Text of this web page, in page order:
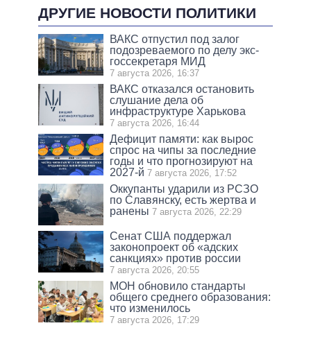
ДРУГИЕ НОВОСТИ ПОЛИТИКИ
ВАКС отпустил под залог
подозреваемого по делу экс-
госсекретаря МИД
7 августа 2026, 16:37
ВАКС отказался остановить
слушание дела об
инфраструктуре Харькова
7 августа 2026, 16:44
Дефицит памяти: как вырос
спрос на чипы за последние
годы и что прогнозируют на
2027-й 7 августа 2026, 17:52
Оккупанты ударили из РСЗО
по Славянску, есть жертва и
ранены 7 августа 2026, 22:29
Сенат США поддержал
законопроект об «адских
санкциях» против россии
7 августа 2026, 20:55
МОН обновило стандарты
общего среднего образования:
что изменилось
7 августа 2026, 17:29